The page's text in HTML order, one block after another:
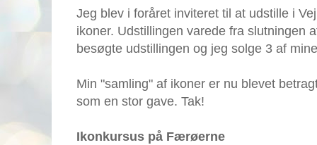
Jeg blev i foråret inviteret til at udstille i
ikoner. Udstillingen varede fra slutningen
besøgte udstillingen og jeg solge 3 af
Min "samling" af ikoner er nu blevet
som en stor gave. Tak!
Ikonkursus på Færøerne